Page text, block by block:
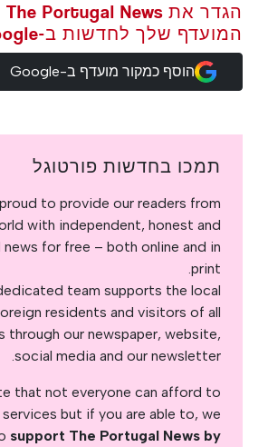
המועדף שלך לחדשות ב-Google
הוסף כמקור מועדף ב-Google
תמכו בחדשות פורטוגל
to provide our readers from
with independent, honest and
news for free – both online and in
print.
team supports the local
residents and visitors of all
through our newspaper, website,
social media and our newsletter.
that not everyone can afford to
but if you are able to, we
support The Portugal News by